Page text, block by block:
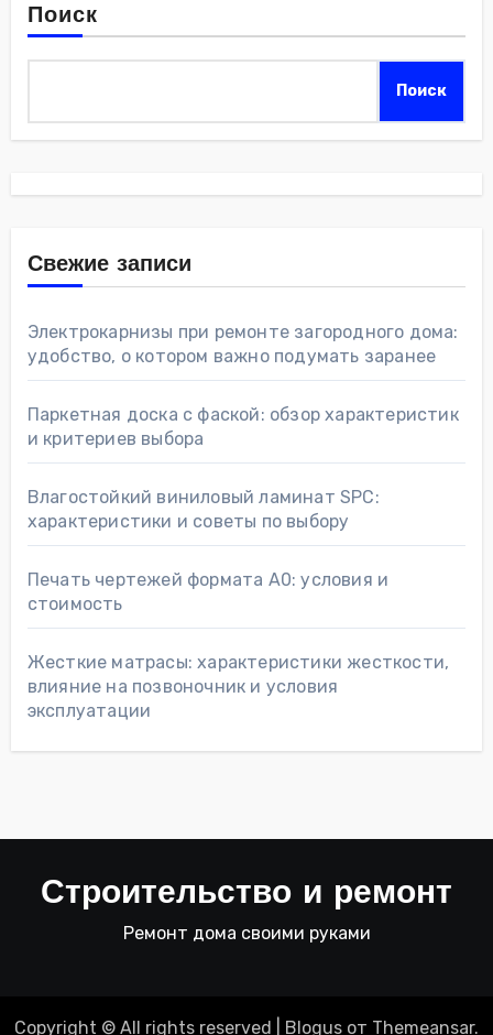
Поиск
Поиск
Свежие записи
Электрокарнизы при ремонте загородного дома:
удобство, о котором важно подумать заранее
Паркетная доска с фаской: обзор характеристик
и критериев выбора
Влагостойкий виниловый ламинат SPC:
характеристики и советы по выбору
Печать чертежей формата А0: условия и
стоимость
Жесткие матрасы: характеристики жесткости,
влияние на позвоночник и условия
эксплуатации
Строительство и ремонт
Ремонт дома своими руками
Copyright © All rights reserved Blogus от Themeansar.